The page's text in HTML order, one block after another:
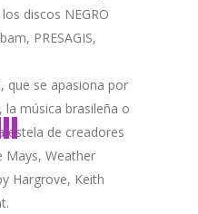
discos NEGRO
PRESAGIS,
que se apasiona por
la música brasileña o
estela de creadores
Mays, Weather
Hargrove, Keith